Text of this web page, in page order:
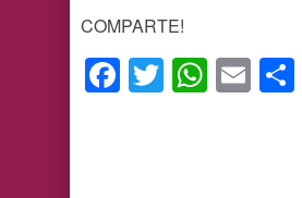
COMPARTE!
Facebook
Twitter